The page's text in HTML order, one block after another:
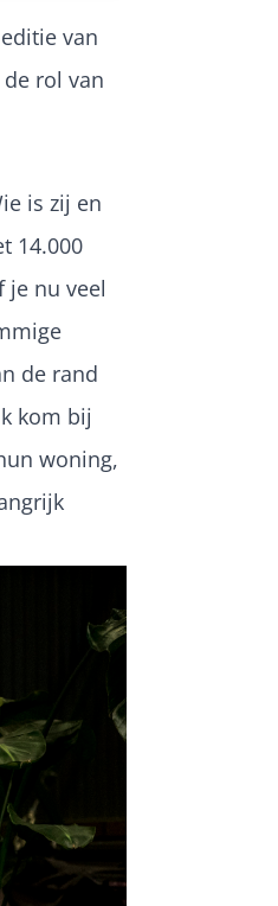
van
rol van
is zij en
14.000
je nu veel
de rand
kom bij
woning,